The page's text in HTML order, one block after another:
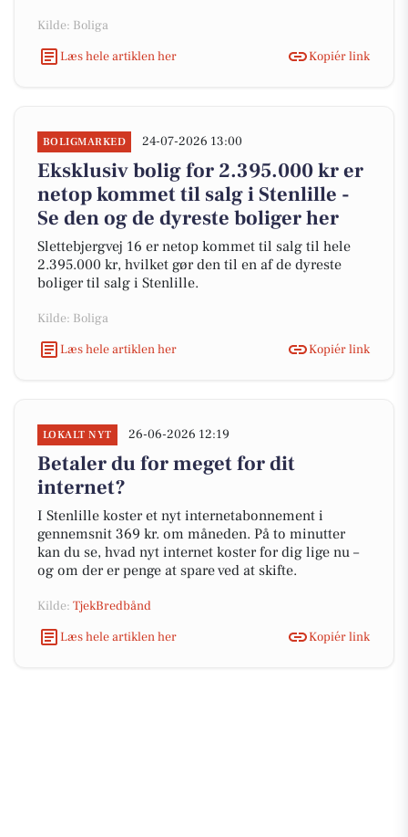
Kilde: Boliga
Læs hele artiklen her
Kopiér link
BOLIGMARKED 24-07-2026 13:00
Eksklusiv bolig for 2.395.000 kr er
netop kommet til salg i Stenlille -
Se den og de dyreste boliger her
Slettebjergvej 16 er netop kommet til salg til hele
2.395.000 kr, hvilket gør den til en af de dyreste
boliger til salg i Stenlille.
Kilde: Boliga
Læs hele artiklen her
Kopiér link
LOKALT NYT 26-06-2026 12:19
Betaler du for meget for dit
internet?
I Stenlille koster et nyt internetabonnement i
gennemsnit 369 kr. om måneden. På to minutter
kan du se, hvad nyt internet koster for dig lige nu –
og om der er penge at spare ved at skifte.
Kilde: TjekBredbånd
Læs hele artiklen her
Kopiér link